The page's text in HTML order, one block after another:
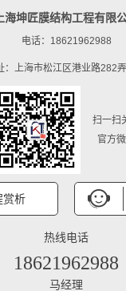
上海坤匠膜结构工程有限
电话：18621962988
：上海市松江区港业路282
扫一扫
官方
赏析
热线电话
18621962988
马经理